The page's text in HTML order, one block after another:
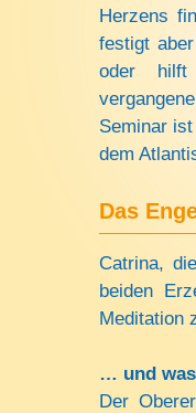
Herzens
festigt
oder hilft
Seminar
dem
Das
Catrina,
beiden
Meditation
… und
Der